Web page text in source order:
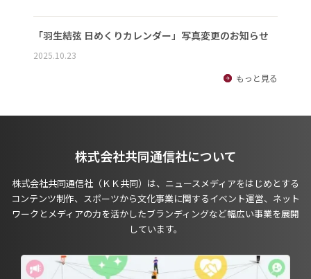
「羽生結弦 日めくりカレンダー」写真変更のお知らせ
2025.10.23
もっと見る
株式会社共同通信社について
株式会社共同通信社（ＫＫ共同）は、ニュースメディアをはじめとする
コンテンツ制作、スポーツから文化事業に関するイベント運営、ネット
ワークとメディアの力を活かしたブランディングなど幅広い事業を展開
しています。